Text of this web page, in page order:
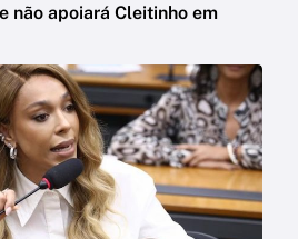
não apoiará Cleitinho em